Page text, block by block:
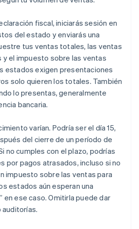
fiscal, iniciarás sesión en
del estado y enviarás una
tus ventas totales, las ventas
el impuesto sobre las ventas
estados exigen presentaciones
solo quieren los totales. También
lo presentas, generalmente
bancaria.
varían. Podría ser el día 15,
del cierre de un período de
no cumples con el plazo, podrías
por pagos atrasados, incluso si no
impuesto sobre las ventas para
estados aún esperan una
” en ese caso. Omitirla puede dar
auditorías.